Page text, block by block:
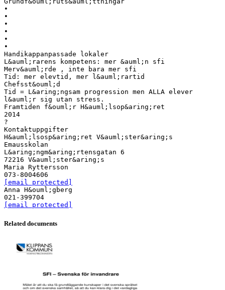
•
•
•
•
•
•
Handikappanpassade lokaler
L&auml;rarens kompetens: mer &auml;n sfi
Merv&auml;rde , inte bara mer sfi
Tid: mer elevtid, mer l&auml;rartid
Chefsst&ouml;d
Tid = L&aring;ngsam progression men ALLA elever
l&auml;r sig utan stress.
Framtiden f&ouml;r H&auml;lsop&aring;ret
2014
?
Kontaktuppgifter
H&auml;lsosp&aring;ret V&auml;ster&aring;s
Emausskolan
L&aring;ngm&aring;rtensgatan 6
72216 V&auml;ster&aring;s
Maria Ryttersson
[email protected]
Anna H&ouml;gberg
[email protected]
Related documents